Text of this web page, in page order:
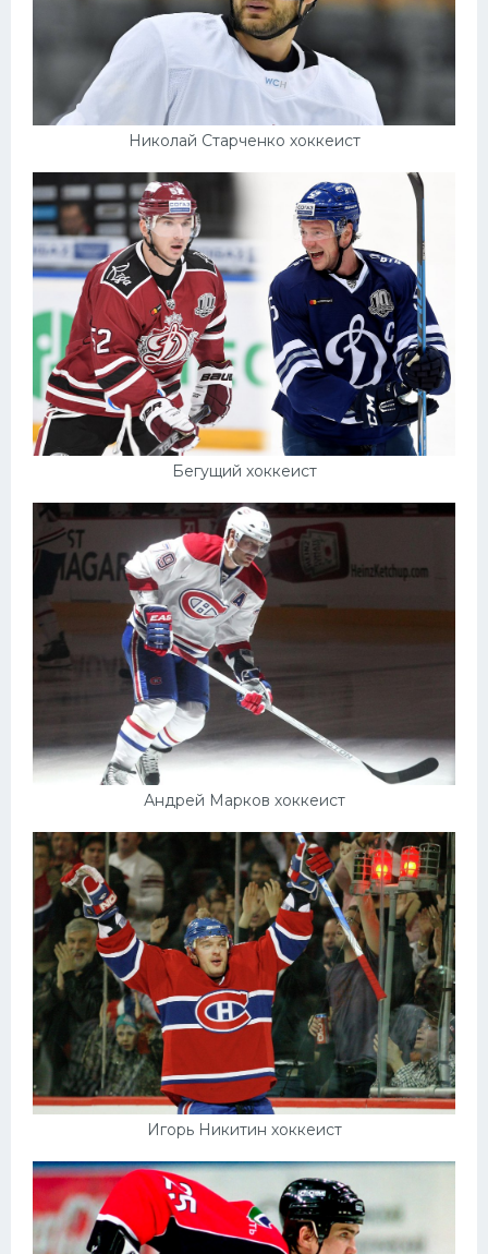
Николай Старченко хоккеист
Бегущий хоккеист
Андрей Марков хоккеист
Игорь Никитин хоккеист